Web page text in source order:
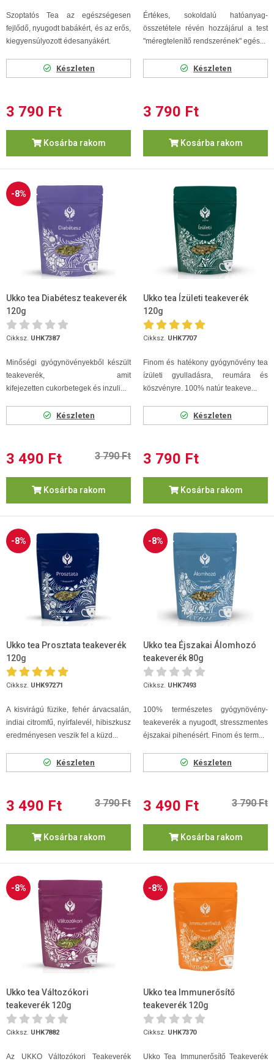
Szoptatós Tea az egészségesen
fejlődő, nyugodt babákért, és az erős,
kiegyensúlyozott édesanyákért.
Készleten
3 790 Ft
Kosárba rakom
Értékes, sokoldalú hatóanyag-
összetétele révén hozzájárul a test
"méregtelenítő rendszerének" egés...
Készleten
3 790 Ft
Kosárba rakom
-8%
Ukko tea Diabétesz teakeverék
120g
Cikksz. UHK7387
Minőségi gyógynövényekből készült
teakeverék, amit
kifejezetten cukorbetegek és inzuli...
Készleten
3 490 Ft 3 790 Ft
Kosárba rakom
Ukko tea Ízületi teakeverék
120g
Cikksz. UHK7707
Finom és hatékony gyógynövény tea
ízületi gyulladásra, reumára és
köszvényre. 100% natúr teakeve...
Készleten
3 790 Ft
Kosárba rakom
-8%
Ukko tea Prosztata teakeverék
120g
Cikksz. UHK97271
A kisvirágú füzike, fehér árvacsalán,
indiai citromfű, nyírfalevél, hibiszkusz
eredményesen veszik fel a küzd...
Készleten
3 490 Ft 3 790 Ft
Kosárba rakom
-8%
Ukko tea Éjszakai Álomhozó
teakeverék 80g
Cikksz. UHK7493
100% természetes gyógynövény-
teakeverék a nyugodt, stresszmentes
éjszakai pihenésért. Finom és term...
Készleten
3 490 Ft 3 790 Ft
Kosárba rakom
-8%
Ukko tea Változókori
teakeverék 120g
Cikksz. UHK7882
Az UKKO Változókori Teakeverék
-8%
Ukko tea Immunerősítő
teakeverék 120g
Cikksz. UHK7370
Ukko Tea Immunerősítő Teakeverék